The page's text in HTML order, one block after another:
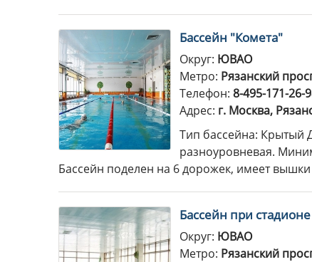
Бассейн "Комета"
Округ: ЮВАО
Метро: Рязанский
Телефон: 8-495-171-26-
Адрес: г. Москва,
Тип бассейна: Крытый
разноуровневая.
Бассейн поделен на 6 дорожек, имеет вышки
Бассейн при стадионе
Округ: ЮВАО
Метро: Рязанский